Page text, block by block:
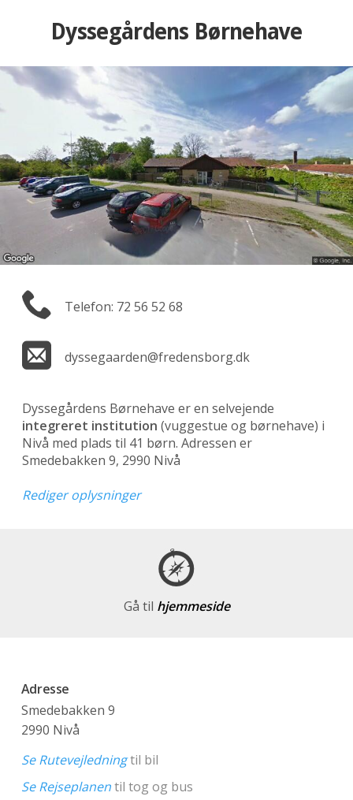
Dyssegårdens Børnehave
Telefon: 72 56 52 68
dyssegaarden@fredensborg.dk
Dyssegårdens Børnehave er en selvejende
integreret institution (vuggestue og børnehave) i
Nivå med plads til 41 børn. Adressen er
Smedebakken 9, 2990 Nivå
Rediger oplysninger
Gå til hjemmeside
Adresse
Smedebakken 9
2990 Nivå
Se Rutevejledningtil bil
Se Rejseplanentil tog og bus